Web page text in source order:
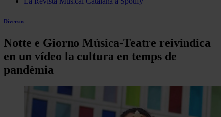
Diversos
Notte e Giorno Música-Teatre reivindica
en un vídeo la cultura en temps de
pandèmia